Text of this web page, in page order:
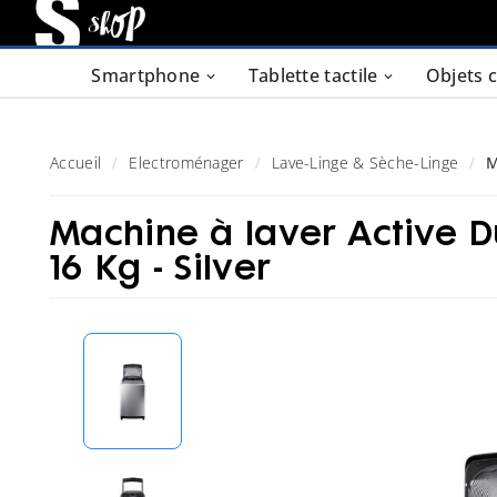
Smartphone Tablette tactile Objets
Accueil Electroménager Lave-Linge & Sèche-Linge
Machine à laver Active
16 Kg - Silver